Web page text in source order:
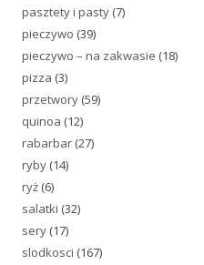
pasztety i pasty (7)
pieczywo (39)
pieczywo – na zakwasie (18)
pizza (3)
przetwory (59)
quinoa (12)
rabarbar (27)
ryby (14)
ryż (6)
salatki (32)
sery (17)
slodkosci (167)